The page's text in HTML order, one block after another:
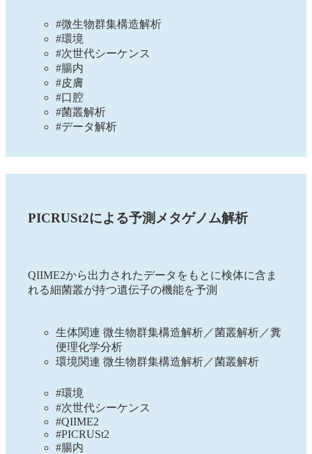
#微生物群集構造解析
#環境
#次世代シーケンス
#腸内
#皮膚
#口腔
#菌叢解析
#データ解析
PICRUSt2による予測メタゲノム解析
QIIME2から出力されたデータをもとに検体に含ま
れる細菌叢が持つ遺伝子の機能を予測
生体関連 微生物群集構造解析／菌叢解析／糞
便理化学分析
環境関連 微生物群集構造解析／菌叢解析
#環境
#次世代シーケンス
#QIIME2
#PICRUSt2
#腸内